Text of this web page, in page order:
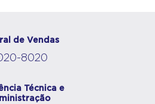
de Vendas
8020
Técnica e